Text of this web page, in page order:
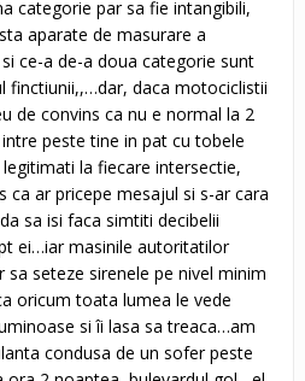
categorie par sa fie intangibili,
aparate de masurare a
ce-a de-a doua categorie sunt
finctiunii,,…dar, daca motociclistii
de convins ca nu e normal la 2
peste tine in pat cu tobele
la fiecare intersectie,
ca ar pricepe mesajul si s-ar cara
sa isi faca simtiti decibelii
ei…iar masinile autoritatilor
sa seteze sirenele pe nivel minim
oricum toata lumea le vede
si îi lasa sa treaca…am
condusa de un sofer peste